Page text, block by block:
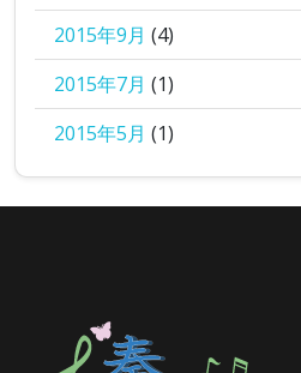
2015年9月 (4)
2015年7月 (1)
2015年5月 (1)